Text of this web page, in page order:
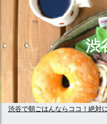
渋
渋谷で朝ごはんならココ！絶対